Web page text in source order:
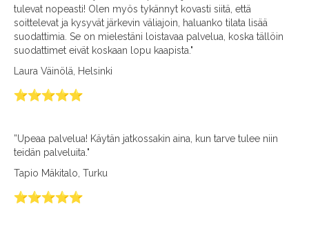
tulevat nopeasti! Olen myös tykännyt kovasti siitä, että
soittelevat ja kysyvät järkevin väliajoin, haluanko tilata lisää
suodattimia. Se on mielestäni loistavaa palvelua, koska tällöin
suodattimet eivät koskaan lopu kaapista."
Laura Väinölä, Helsinki
”Upeaa palvelua! Käytän jatkossakin aina, kun tarve tulee niin
teidän palveluita."
Tapio Mäkitalo, Turku